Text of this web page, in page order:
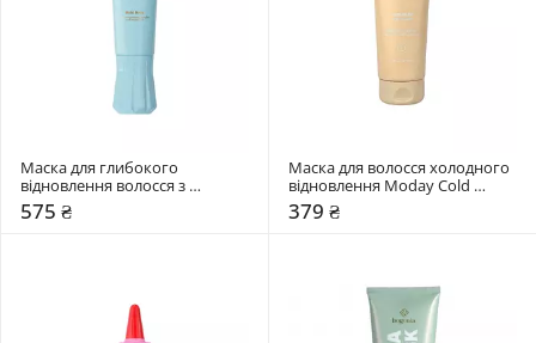
Маска для глибокого
відновлення волосся з
малеїновою кислотою NEQI
Treatment Treasure Build Boost
575 ₴
Маска для волосся холодного
відновлення Moday Cold
recovery
379 ₴